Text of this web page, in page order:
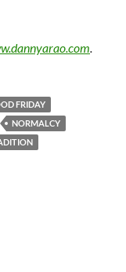
.
FRIDAY
NORMALCY